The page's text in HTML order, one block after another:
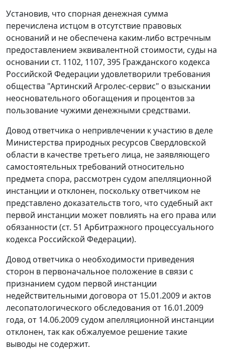
Установив, что спорная денежная сумма
перечислена истцом в отсутствие правовых
оснований и не обеспечена каким-либо встречным
предоставлением эквивалентной стоимости, суды на
основании ст. 1102, 1107, 395 Гражданского кодекса
Российской Федерации удовлетворили требования
общества "Артинский Агролес-сервис" о взыскании
неосновательного обогащения и процентов за
пользование чужими денежными средствами.
Довод ответчика о непривлечении к участию в деле
Министерства природных ресурсов Свердловской
области в качестве третьего лица, не заявляющего
самостоятельных требований относительно
предмета спора, рассмотрен судом апелляционной
инстанции и отклонен, поскольку ответчиком не
представлено доказательств того, что судебный акт
первой инстанции может повлиять на его права или
обязанности (ст. 51 Арбитражного процессуального
кодекса Российской Федерации).
Довод ответчика о необходимости приведения
сторон в первоначальное положение в связи с
признанием судом первой инстанции
недействительными договора от 15.01.2009 и актов
лесопатологического обследования от 16.01.2009
года, от 14.06.2009 судом апелляционной инстанции
отклонен, так как обжалуемое решение такие
выводы не содержит.